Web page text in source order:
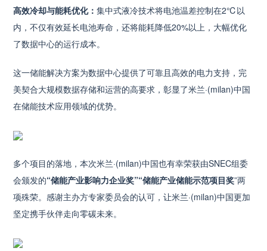
高效冷却与能耗优化：集中式液冷技术将电池温差控制在2℃以
内，不仅有效延长电池寿命，还将能耗降低20%以上，大幅优化
了数据中心的运行成本。
这一储能解决方案为数据中心提供了可靠且高效的电力支持，完
美契合大规模数据存储和运营的高要求，彰显了米兰·(milan)中国
在储能技术应用领域的优势。
多个项目的落地，本次米兰·(milan)中国也有幸荣获由SNEC组委
会颁发的“储能产业影响力企业奖”“储能产业储能示范项目奖”两
项殊荣。感谢主办方专家委员会的认可，让米兰·(milan)中国更加
坚定携手伙伴走向零碳未来。